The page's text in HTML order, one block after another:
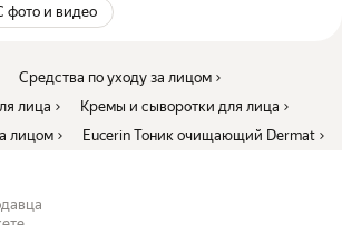
фото и видео
Средства по уходу за лицом
лица
Кремы и сыворотки для лица
лицом
Eucerin Тоник очищающий Dermat